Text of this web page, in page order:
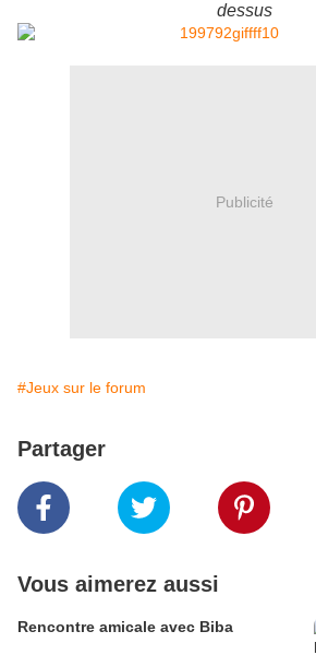
dessus
Publicité
#Jeux sur le forum
Partager
Vous aimerez aussi
Rencontre amicale avec Biba